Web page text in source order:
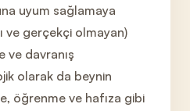
uyum sağlamaya
ve gerçekçi olmayan)
ve davranış
olarak da beynin
öğrenme ve hafıza gibi